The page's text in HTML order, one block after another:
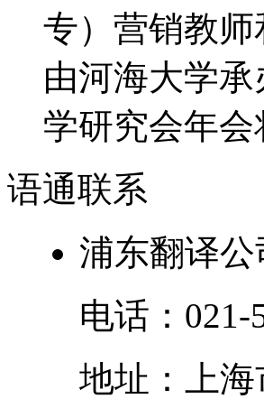
专）营销教
由河海大学
学研究会年会
语通联系
浦东翻译公
电话： 021-
地址：
上